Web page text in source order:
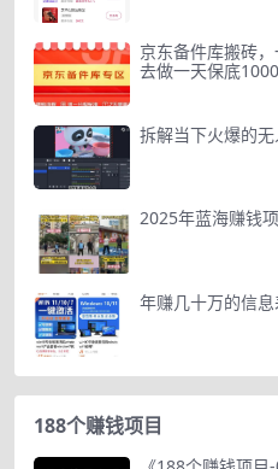
京东备件库搬砖
去做一天保底
拆解当下火爆的
2025年蓝海赚钱
年赚几十万的信息
188个赚钱项目